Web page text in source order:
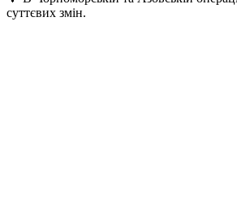
суттєвих змін.